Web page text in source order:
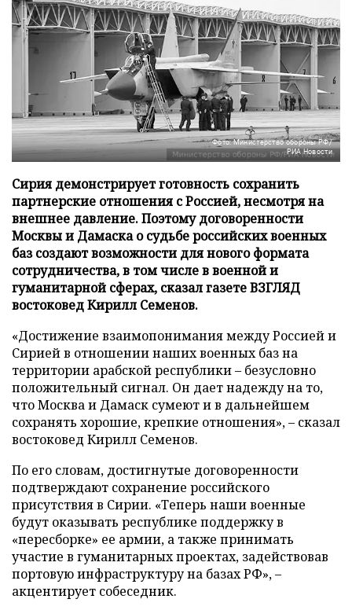
Фото: Министерство обороны РФ/
РИА Новости
Сирия демонстрирует готовность сохранить
партнерские отношения с Россией, несмотря на
внешнее давление. Поэтому договоренности
Москвы и Дамаска о судьбе российских военных
баз создают возможности для нового формата
сотрудничества, в том числе в военной и
гуманитарной сферах, сказал газете ВЗГЛЯД
востоковед Кирилл Семенов.
«Достижение взаимопонимания между Россией и
Сирией в отношении наших военных баз на
территории арабской республики – безусловно
положительный сигнал. Он дает надежду на то,
что Москва и Дамаск сумеют и в дальнейшем
сохранять хорошие, крепкие отношения», – сказал
востоковед Кирилл Семенов.
По его словам, достигнутые договоренности
подтверждают сохранение российского
присутствия в Сирии. «Теперь наши военные
будут оказывать республике поддержку в
«пересборке» ее армии, а также принимать
участие в гуманитарных проектах, задействовав
портовую инфраструктуру на базах РФ», –
акцентирует собеседник.